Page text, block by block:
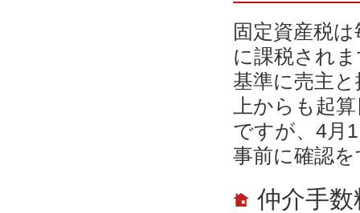
固定資産税
に課税され
基準に売主
上からも起
ですが、4月
事前に確認
仲介手数